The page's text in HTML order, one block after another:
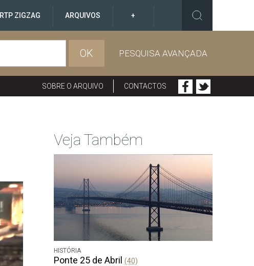
RTP ZIGZAG ARQUIVOS +
OK PESQUISA AVANÇADA
SOBRE O ARQUIVO CONTACTOS
Veja Também
HISTÓRIA
Ponte 25 de Abril (40)